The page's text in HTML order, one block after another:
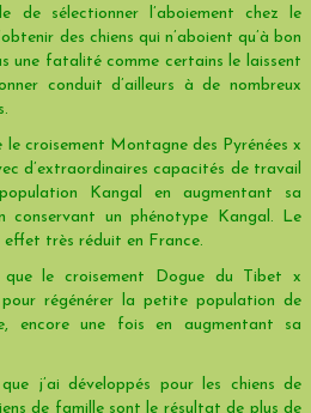
de sélectionner l’aboiement chez le
des chiens qui n’aboient qu’à bon
une fatalité comme certains le laissent
conduit d’ailleurs à de nombreux
croisement Montagne des Pyrénées x
d’extraordinaires capacités de travail
Kangal en augmentant sa
conservant un phénotype Kangal. Le
très réduit en France.
que le croisement Dogue du Tibet x
régénérer la petite population de
encore une fois en augmentant sa
j’ai développés pour les chiens de
de famille sont le résultat de plus de